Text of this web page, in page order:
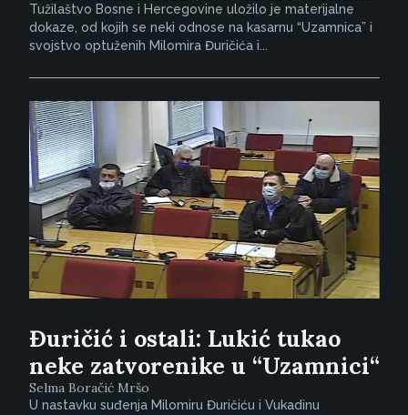
Tužilaštvo Bosne i Hercegovine uložilo je materijalne
dokaze, od kojih se neki odnose na kasarnu “Uzamnica” i
svojstvo optuženih Milomira Đuričića i...
Đuričić i ostali: Lukić tukao
neke zatvorenike u “Uzamnici“
Selma Boračić Mršo
U nastavku suđenja Milomiru Đuričiću i Vukadinu